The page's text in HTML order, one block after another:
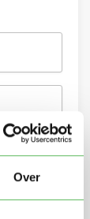
Over